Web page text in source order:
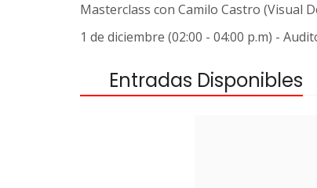
Masterclass con Camilo Castro (Visual
1 de diciembre (02:00 - 04:00 p.m) -
Entradas Disponibles